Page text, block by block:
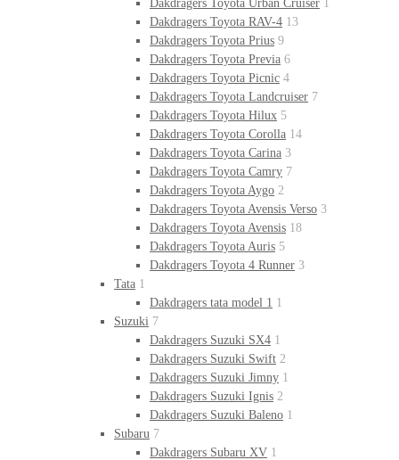
Dakdragers Toyota Urban Cruiser 1
Dakdragers Toyota RAV-4 13
Dakdragers Toyota Prius 9
Dakdragers Toyota Previa 6
Dakdragers Toyota Picnic 4
Dakdragers Toyota Landcruiser 7
Dakdragers Toyota Hilux 5
Dakdragers Toyota Corolla 14
Dakdragers Toyota Carina 3
Dakdragers Toyota Camry 7
Dakdragers Toyota Aygo 2
Dakdragers Toyota Avensis Verso 3
Dakdragers Toyota Avensis 18
Dakdragers Toyota Auris 5
Dakdragers Toyota 4 Runner 3
Tata 1
Dakdragers tata model 1 1
Suzuki 7
Dakdragers Suzuki SX4 1
Dakdragers Suzuki Swift 2
Dakdragers Suzuki Jimny 1
Dakdragers Suzuki Ignis 2
Dakdragers Suzuki Baleno 1
Subaru 7
Dakdragers Subaru XV 1